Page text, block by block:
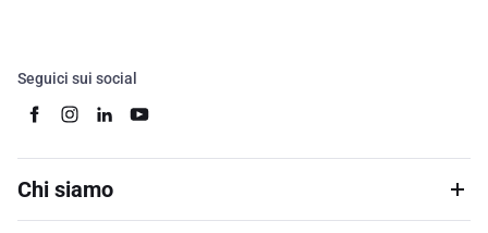
Seguici sui social
Chi siamo